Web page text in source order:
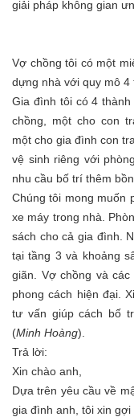
giải pháp không gian
Vợ chồng tôi có một
dựng nhà với quy mô 4
Gia đình tôi có 4
chồng, một cho con
một cho gia đình con
vệ sinh riêng với
nhu cầu bố trí thêm bồn
Chúng tôi mong muốn
xe máy trong nhà.
sách cho cả gia đình.
tại tầng 3 và khoảng
giãn. Vợ chồng và
phong cách hiện đại.
tư vấn giúp cách bố
(Minh Hoàng).
Trả lời:
Xin chào anh,
Dựa trên yêu cầu về
gia đình anh, tôi xin